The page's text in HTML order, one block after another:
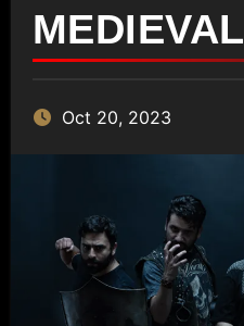
MEDIEVAL
Oct 20, 2023